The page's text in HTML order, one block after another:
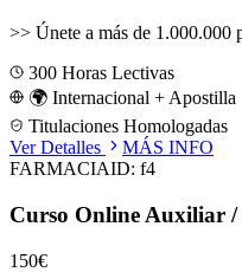
>> Únete a más de 1.000.000
300 Horas Lectivas
🌍 Internacional + Apostilla
Titulaciones Homologadas
Ver Detalles
MÁS INFO
FARMACIAID: f4
Curso Online Auxiliar
150€